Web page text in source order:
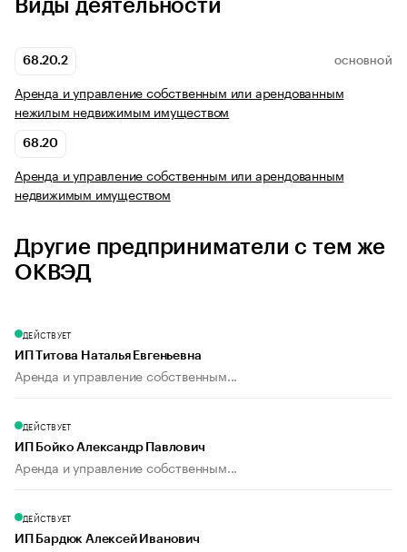
Виды деятельности
68.20.2 ОСНОВНОЙ
Аренда и управление собственным или арендованным
нежилым недвижимым имуществом
68.20
Аренда и управление собственным или арендованным
недвижимым имуществом
Другие предприниматели с тем же
ОКВЭД
ДЕЙСТВУЕТ
ИП Титова Наталья Евгеньевна
Аренда и управление собственным...
ДЕЙСТВУЕТ
ИП Бойко Александр Павлович
Аренда и управление собственным...
ДЕЙСТВУЕТ
ИП Бардюк Алексей Иванович